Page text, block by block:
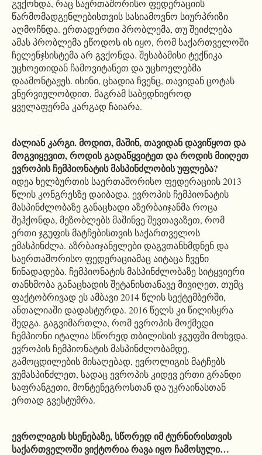
გვქონდა, რაც საერთაშორისო ფედერაციის
წარმომადგენლებისთვის სასიამოვნო სიურპრიზი
აღმოჩნდა. ერთადერთი პრობლემა, თუ შეიძლება
ამას პრობლემა ეწოდოს ის იყო, რომ საქართველოში
ჩელენჯსისტემა არ გვქონდა. შესაბამისი ტექნიკა
უცხოეთიდან ჩამოვიტანეთ და უცხოელებმა
დაამონტაჟეს. ისინი, ცხადია ჩვენც, თავიდან ცოტას
ვნერვიულობდით, მაგრამ საბედნიეროდ
ყველაფერმა კარგად ჩაიარა.
ძალიან კარგი. მოდით, მაშინ, თავიდან დავიწყოთ და
მოგვიყევით, როდის გადაწყვიტეთ და როდის მიიღეთ
ევროპის ჩემპიონატის მასპინძლობის უფლება?
იდეა ხელბურთის საერთაშორისო ფედერაციის 2013
წლის კონგრესზე დაიბადა. ევროპის ჩემპიონატის
მასპინძლობაზე განაცხადი აზერბაიჯანმა როცა
შეჰქონდა, მეზობლებს მაშინვე შევთავაზეთ, რომ
ერთი ჯგუფის მატჩებისთვის საქართველოს
ემასპინძლა. აზრბაიჯანელები დაგვთანხმდნენ და
საერთაშორისო ფედერაციამაც აიტაცა ჩვენი
წინადადება. ჩემპიონატის მასპინძლობაზე სიტყვიერი
თანხმობა განაცხადის შეტანისთანავე მივიღეთ, თუმც
ფაქტობრივად ეს ამბავი 2014 წლის სექტემბერში,
ანთალიაში დადასტურდა. 2016 წელს კი წილისყრა
შედგა. გაგვიმართლა, რომ ევროპის მოქმედი
ჩემპიონი იტალია სწორედ თბილისის ჯგუფში მოხვდა.
ევროპის ჩემპიონატის მასპინძლობამდე,
გამოცდილების მისაღებად, ევროლიგის მატჩებს
ვუმასპინძლეთ, სადაც ევროპის კიდევ ერთი გრანდი
საფრანგეთი, მონტენეგროსთან და უკრაინასთან
ერთად გვესტუმრა.
ევროლიგის ხსენებაზე, სწორედ იმ ტურნირისთვის
საქართველოში ვიქტორია რავა იყო ჩამოსული…